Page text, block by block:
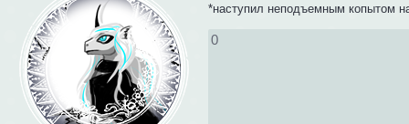
*наступил неподъемным копытом
0